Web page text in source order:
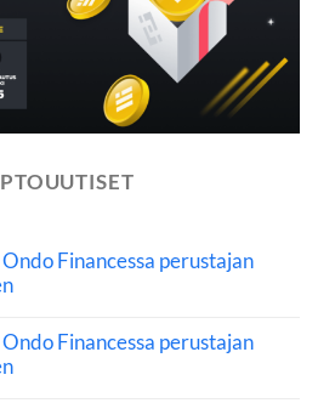
Financessa perustajan
Financessa perustajan